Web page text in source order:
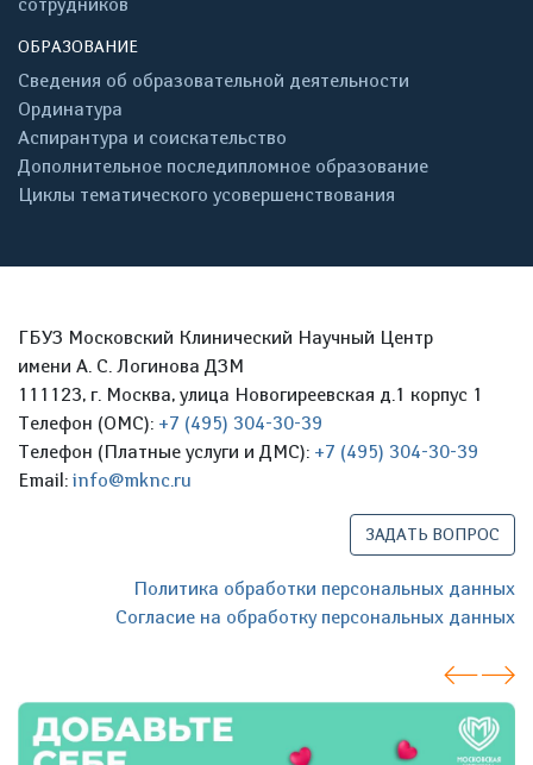
ОБРАЗОВАНИЕ
Сведения об образовательной деятельности
Ординатура
Аспирантура и соискательство
Дополнительное последипломное образование
Циклы тематического усовершенствования
ГБУЗ Московский Клинический Научный Центр
имени А. С. Логинова ДЗМ
111123, г. Москва, улица Новогиреевская д.1 корпус 1
Телефон (ОМС): +7 (495) 304-30-39
Телефон (Платные услуги и ДМС): +7 (495) 304-30-39
Email: info@mknc.ru
ЗАДАТЬ ВОПРОС
Политика обработки персональных данных
Согласие на обработку персональных данных